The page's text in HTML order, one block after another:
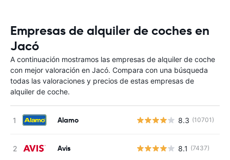
Empresas de alquiler de coches en
Jacó
A continuación mostramos las empresas de alquiler de coche
con mejor valoración en Jacó. Compara con una búsqueda
todas las valoraciones y precios de estas empresas de
alquiler de coche.
Alamo 8.3 (10701)
Avis 8.1 (7437)